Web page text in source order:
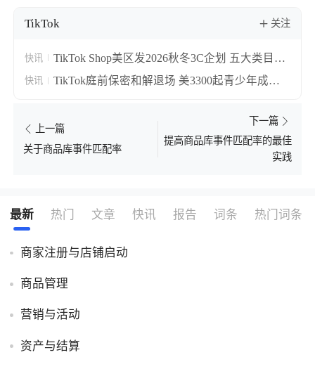
TikTok 关注
快讯
TikTok Shop美区发2026秋冬3C企划 五大类目急
招房车暖风机与FDA美容仪
快讯
TikTok庭前保密和解退场 美3300起青少年成瘾
上一篇
关于商品库事件匹配率
下一篇
提高商品库事件匹配率的最佳
实践
最新 热门 文章 快讯 报告 词条 热门词条
商家注册与店铺启动
商品管理
营销与活动
资产与结算